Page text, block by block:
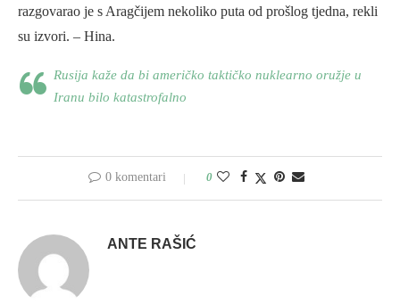
razgovarao je s Aragčijem nekoliko puta od prošlog tjedna, rekli
su izvori. – Hina.
Rusija kaže da bi američko taktičko nuklearno oružje u
Iranu bilo katastrofalno
0 komentari 0
ANTE RAŠIĆ